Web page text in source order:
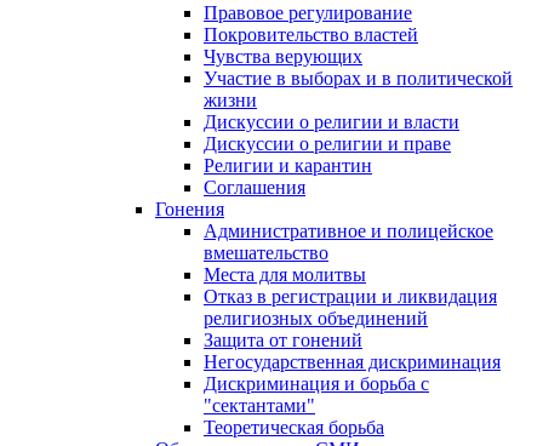
Правовое регулирование
Покровительство властей
Чувства верующих
Участие в выборах и в политической
жизни
Дискуссии о религии и власти
Дискуссии о религии и праве
Религии и карантин
Соглашения
Гонения
Административное и полицейское
вмешательство
Места для молитвы
Отказ в регистрации и ликвидация
религиозных объединений
Защита от гонений
Негосударственная дискриминация
Дискриминация и борьба с
"сектантами"
Теоретическая борьба